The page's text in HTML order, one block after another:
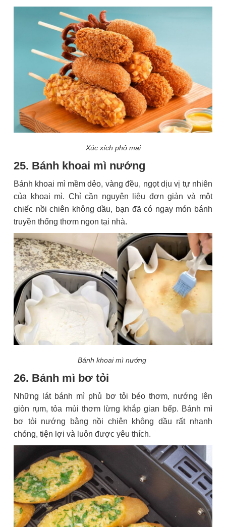
Xúc xích phô mai
25. Bánh khoai mì nướng
Bánh khoai mì mềm dẻo, vàng đều, ngọt dịu vị tự nhiên
của khoai mì. Chỉ cần nguyên liệu đơn giản và một
chiếc nồi chiên không dầu, bạn đã có ngay món bánh
truyền thống thơm ngon tại nhà.
Bánh khoai mì nướng
26. Bánh mì bơ tỏi
Những lát bánh mì phủ bơ tỏi béo thơm, nướng lên
giòn rụm, tỏa mùi thơm lừng khắp gian bếp. Bánh mì
bơ tỏi nướng bằng nồi chiên không dầu rất nhanh
chóng, tiện lợi và luôn được yêu thích.